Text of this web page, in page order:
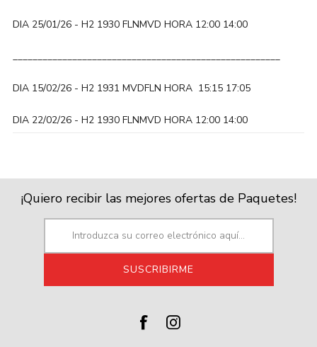
DIA 25/01/26 - H2 1930 FLNMVD HORA 12:00 14:00
______________________________________________________
DIA 15/02/26 - H2 1931 MVDFLN HORA 15:15 17:05
DIA 22/02/26 - H2 1930 FLNMVD HORA 12:00 14:00
¡Quiero recibir las mejores ofertas de Paquetes!